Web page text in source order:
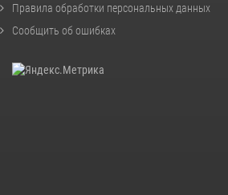
Правила обработки персональных данных
Сообщить об ошибках